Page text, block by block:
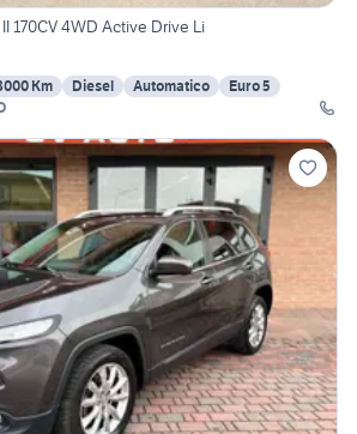
170CV 4WD Active Drive Li
Km Diesel Automatico
Euro 5